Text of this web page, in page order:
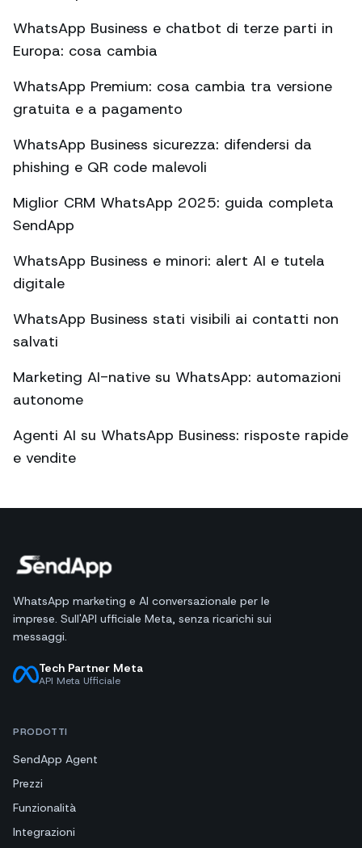
WhatsApp Business e chatbot di terze parti in
Europa: cosa cambia
WhatsApp Premium: cosa cambia tra versione
gratuita e a pagamento
WhatsApp Business sicurezza: difendersi da
phishing e QR code malevoli
Miglior CRM WhatsApp 2025: guida completa
SendApp
WhatsApp Business e minori: alert AI e tutela
digitale
WhatsApp Business stati visibili ai contatti non
salvati
Marketing AI-native su WhatsApp: automazioni
autonome
Agenti AI su WhatsApp Business: risposte rapide
e vendite
WhatsApp marketing e AI conversazionale per le
imprese. Sull'API ufficiale Meta, senza ricarichi sui
messaggi.
Tech Partner Meta
API Meta Ufficiale
PRODOTTI
SendApp Agent
Prezzi
Funzionalità
Integrazioni